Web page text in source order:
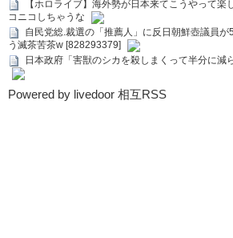
【ホロライブ】海外勢が日本来てこうやって楽
コニコしちゃうな
自民党総.裁選の「推薦人」に反日朝鮮壺議員
う滅茶苦茶w [828293379]
日本政府「害獣のシカを殺しまくって半分に減
Powered by livedoor 相互RSS